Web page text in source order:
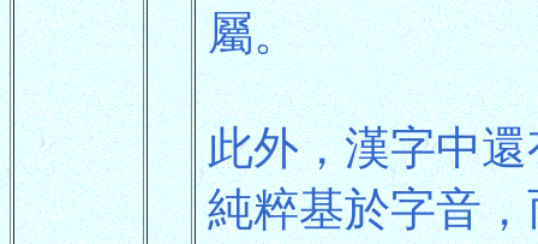
屬。
此外，漢字中
純粹基於字音